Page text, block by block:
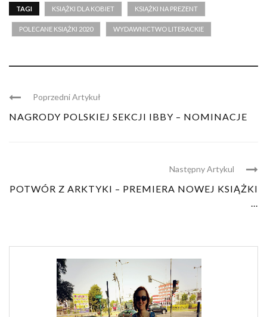
TAGI KSIĄŻKI DLA KOBIET KSIĄŻKI NA PREZENT
POLECANE KSIĄŻKI 2020 WYDAWNICTWO LITERACKIE
Poprzedni Artykuł
NAGRODY POLSKIEJ SEKCJI IBBY – NOMINACJE
Następny Artykul
POTWÓR Z ARKTYKI – PREMIERA NOWEJ KSIĄŻKI
...